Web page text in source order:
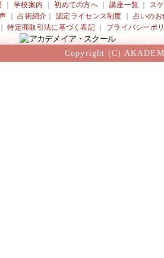
｜学校案内 ｜初めての方へ 講座一覧
ス
｜占術紹介 ｜認定ライセンス制度
占いのお
｜特定商取引法に基づく表記 プライバシーポ
Copyright (C)